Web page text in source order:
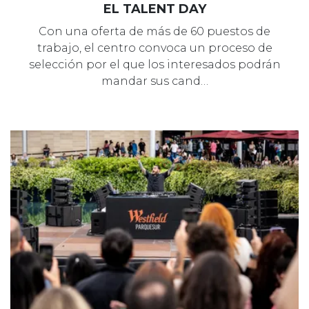
EL TALENT DAY
Con una oferta de más de 60 puestos de
trabajo, el centro convoca un proceso de
selección por el que los interesados podrán
mandar sus cand…